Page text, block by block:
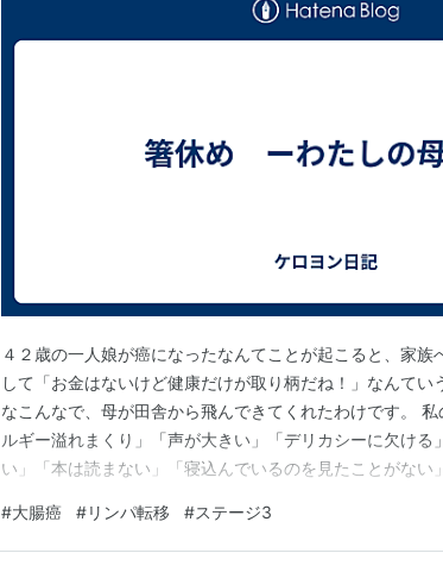
４２歳の一人娘が癌になったなんてことが起こると、家族
して「お金はないけど健康だけが取り柄だね！」なんてい
なこんなで、母が田舎から飛んできてくれたわけです。
ルギー溢れまくり」「声が大きい」「デリカシーに欠ける
い」「本は読まない」「寝込んでいるのを見たことがない
発症するような繊細な私とは真逆の性格。 その衝撃的な事
に起きました。 仕方ないこととは分かっていても、先を…
#大腸癌 #リンパ転移 #ステージ3